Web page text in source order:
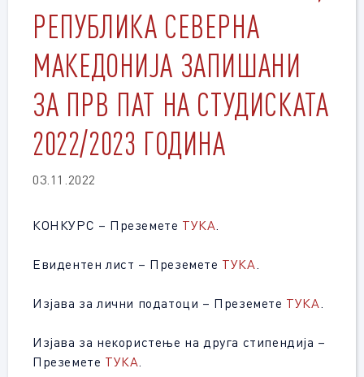
РЕПУБЛИКА СЕВЕРНА
МАКЕДОНИЈА ЗАПИШАНИ
ЗА ПРВ ПАТ НА СТУДИСКАТА
2022/2023 ГОДИНА
03.11.2022
КОНКУРС – Преземете ТУКА.
Евидентен лист – Преземете ТУКА.
Изјава за лични податоци – Преземете ТУКА.
Изјава за некористење на друга стипендија –
Преземете ТУКА.